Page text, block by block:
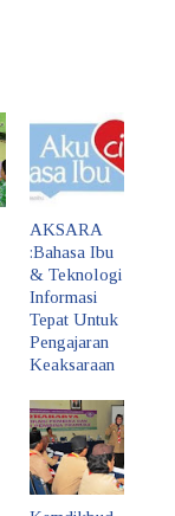
AKSARA
:Bahasa Ibu
& Teknologi
Informasi
Tepat Untuk
Pengajaran
Keaksaraan